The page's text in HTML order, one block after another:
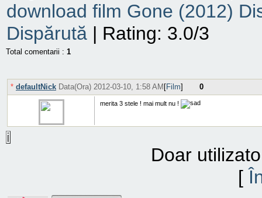
download film Gone (2012)
Dispărută | Rating: 3.0/3
Total comentarii : 1
* defaultNick Data(Ora) 2012-03-10, 1:58 AM [Film] 0
merita 3 stele ! mai mult nu !
Doar
[